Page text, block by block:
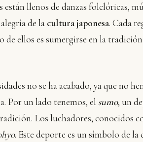
están llenos de danzas folclóricas,
de la cultura japonesa. Cada
ellos es sumergirse en la
no se ha acabado, ya que no
Por un lado tenemos, el sumo, un
Los luchadores, conocidos
. Este deporte es un símbolo de la